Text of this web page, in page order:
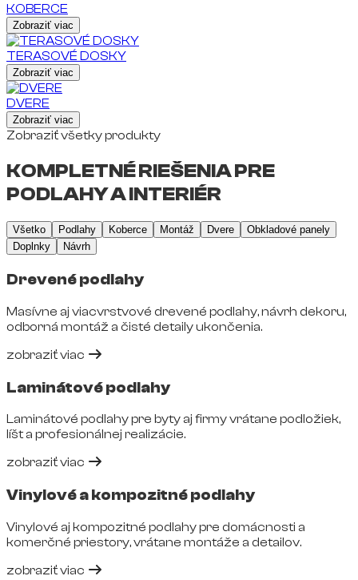
KOBERCE
Zobraziť viac
TERASOVÉ DOSKY
Zobraziť viac
DVERE
Zobraziť viac
Zobraziť všetky produkty
KOMPLETNÉ RIEŠENIA PRE
PODLAHY A INTERIÉR
Všetko Podlahy Koberce Montáž Dvere
Obkladové panely
Doplnky
Návrh
Drevené podlahy
Masívne aj viacvrstvové drevené podlahy, návrh dekoru,
odborná montáž a čisté detaily ukončenia.
zobraziť viac
Laminátové podlahy
Laminátové podlahy pre byty aj firmy vrátane podložiek,
líšt a profesionálnej realizácie.
zobraziť viac
Vinylové a kompozitné podlahy
Vinylové aj kompozitné podlahy pre domácnosti a
komerčné priestory, vrátane montáže a detailov.
zobraziť viac